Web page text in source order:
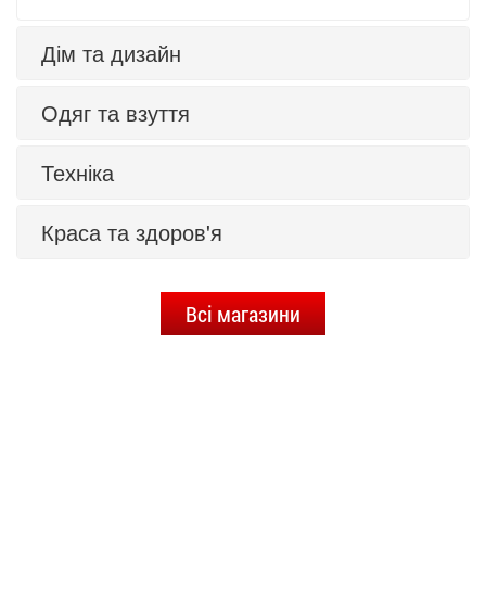
Дім та дизайн
Одяг та взуття
Техніка
Краса та здоров'я
Всі магазини